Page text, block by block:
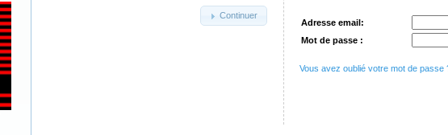
Continuer
Adresse email:
Mot de passe :
Vous avez oublié votre mot de passe